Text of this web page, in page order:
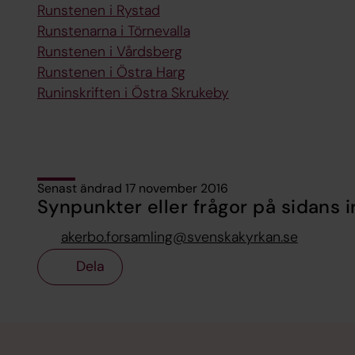
Runstenen i Rystad
Runstenarna i Törnevalla
Runstenen i Vårdsberg
Runstenen i Östra Harg
Runinskriften i Östra Skrukeby
Senast ändrad 17 november 2016
Synpunkter eller frågor på sidans
akerbo.forsamling@svenskakyrkan.se
Dela